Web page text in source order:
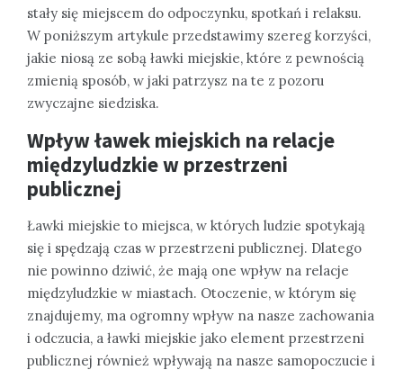
stały się miejscem do odpoczynku, spotkań i relaksu.
W poniższym artykule przedstawimy szereg korzyści,
jakie niosą ze sobą ławki miejskie, które z pewnością
zmienią sposób, w jaki patrzysz na te z pozoru
zwyczajne siedziska.
Wpływ ławek miejskich na relacje
międzyludzkie w przestrzeni
publicznej
Ławki miejskie to miejsca, w których ludzie spotykają
się i spędzają czas w przestrzeni publicznej. Dlatego
nie powinno dziwić, że mają one wpływ na relacje
międzyludzkie w miastach. Otoczenie, w którym się
znajdujemy, ma ogromny wpływ na nasze zachowania
i odczucia, a ławki miejskie jako element przestrzeni
publicznej również wpływają na nasze samopoczucie i